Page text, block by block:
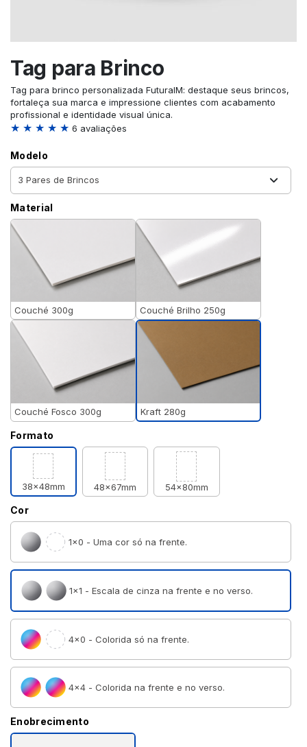
Tag para Brinco
Tag para brinco personalizada FuturaIM: destaque seus brincos,
fortaleça sua marca e impressione clientes com acabamento
profissional e identidade visual única.
★ ★ ★ ★ ★ 6 avaliações
Modelo
Material
Couché 300g Couché Brilho 250g
Couché Fosco 300g Kraft 280g
Formato
38x48mm 48x67mm 54x80mm
Cor
1×0 - Uma cor só na frente.
1×1 - Escala de cinza na frente e no verso.
4×0 - Colorida só na frente.
4×4 - Colorida na frente e no verso.
Enobrecimento